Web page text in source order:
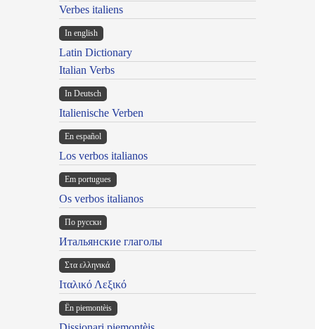
Verbes italiens
In english
Latin Dictionary
Italian Verbs
In Deutsch
Italienische Verben
En español
Los verbos italianos
Em portugues
Os verbos italianos
По русски
Итальянские глаголы
Στα ελληνικά
Ιταλικό Λεξικό
Ën piemontèis